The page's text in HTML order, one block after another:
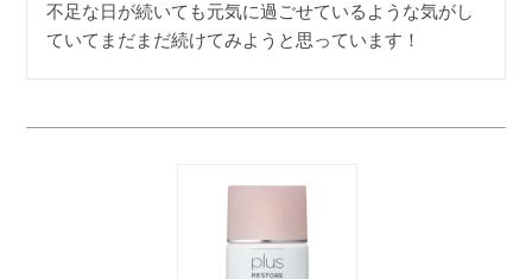
不足な日が続いても元気に過ごせているような気がし
ていてまだまだ続けてみようと思っています！